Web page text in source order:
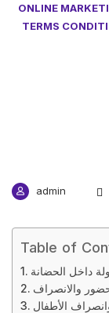
ONLINE
TERMS
admin
Table of
داخل الحضانة
والانصراف
الأطفال